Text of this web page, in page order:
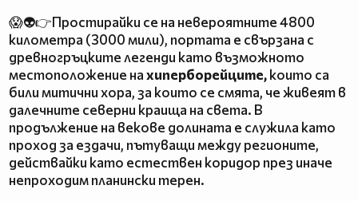
😱👽👉Простирайки се на невероятните 4800
километра (3000 мили), портата е свързана с
древногръцките легенди като възможното
местоположение нахиперборейците,които са
били митични хора, за които се смята, че живеят в
далечните северни краища на света. В
продължение на векове долината е служила като
проход за ездачи, пътуващи между регионите,
действайки като естествен коридор през иначе
непроходим планински терен.